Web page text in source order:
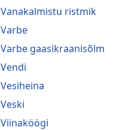
Vanakalmistu ristmik
Varbe
Varbe gaasikraanisõlm
Vendi
Vesiheina
Veski
Viinaköögi